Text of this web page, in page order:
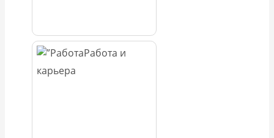
Работа и
карьера